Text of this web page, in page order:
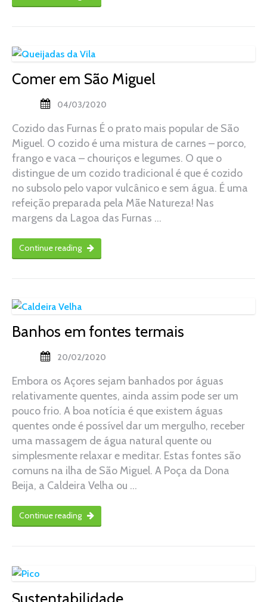
Comer em São Miguel
04/03/2020
Cozido das Furnas É o prato mais popular de São
Miguel. O cozido é uma mistura de carnes – porco,
frango e vaca – chouriços e legumes. O que o
distingue de um cozido tradicional é que é cozido
no subsolo pelo vapor vulcânico e sem água. É uma
refeição preparada pela Mãe Natureza! Nas
margens da Lagoa das Furnas …
Continue reading
Banhos em fontes termais
20/02/2020
Embora os Açores sejam banhados por águas
relativamente quentes, ainda assim pode ser um
pouco frio. A boa notícia é que existem águas
quentes onde é possível dar um mergulho, receber
uma massagem de água natural quente ou
simplesmente relaxar e meditar. Estas fontes são
comuns na ilha de São Miguel. A Poça da Dona
Beija, a Caldeira Velha ou …
Continue reading